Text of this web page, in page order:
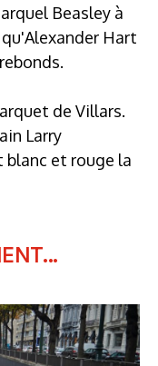
Beasley à
Hart
de Villars.
Larry
et rouge la